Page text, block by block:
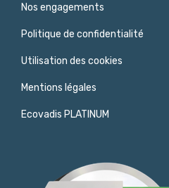
Nos engagements
Politique de confidentialité
Utilisation des cookies
Mentions légales
Ecovadis PLATINUM